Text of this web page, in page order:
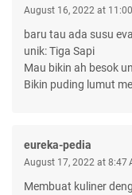
August 16, 2022 at
baru tau ada susu
unik: Tiga Sapi
Mau bikin ah besok
Bikin puding lumut
eureka-pedia
August 17, 2022 at 8:47
Membuat kuliner